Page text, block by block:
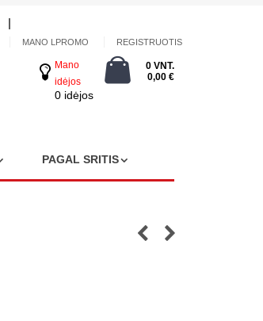
MANO LPROMO REGISTRUOTIS
Mano
idėjos
0 idėjos
0 VNT.
0,00 €
PAGAL SRITIS